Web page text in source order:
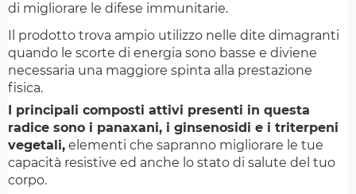
di migliorare le difese immunitarie.
Il prodotto trova ampio utilizzo nelle dite dimagranti
quando le scorte di energia sono basse e diviene
necessaria una maggiore spinta alla prestazione
fisica.
I principali composti attivi presenti in questa
radice sono i panaxani, i ginsenosidi e i triterpeni
vegetali, elementi che sapranno migliorare le tue
capacità resistive ed anche lo stato di salute del tuo
corpo.